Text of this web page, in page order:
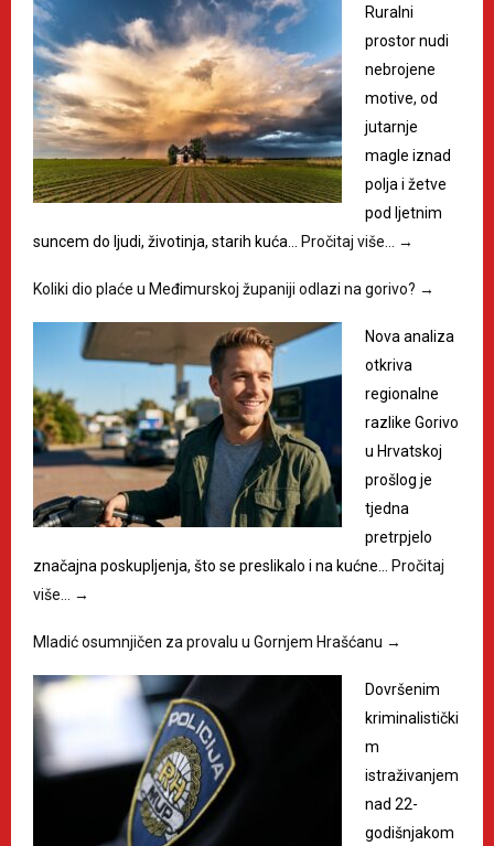
Ruralni
prostor nudi
nebrojene
motive, od
jutarnje
magle iznad
polja i žetve
pod ljetnim
suncem do ljudi, životinja, starih kuća…
Pročitaj više… →
Koliki dio plaće u Međimurskoj županiji odlazi na gorivo? →
Nova analiza
otkriva
regionalne
razlike Gorivo
u Hrvatskoj
prošlog je
tjedna
pretrpjelo
značajna poskupljenja, što se preslikalo i na kućne…
Pročitaj
više…
→
Mladić osumnjičen za provalu u Gornjem Hrašćanu →
Dovršenim
kriminalistički
m
istraživanjem
nad 22-
godišnjakom